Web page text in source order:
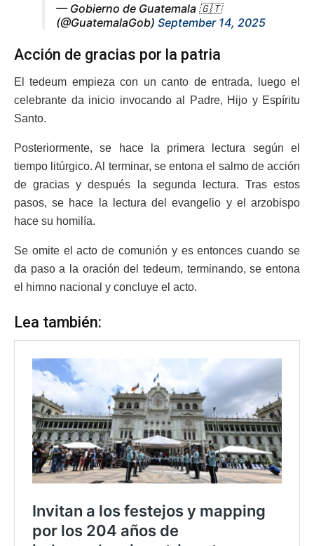
— Gobierno de Guatemala 🇬🇹
(@GuatemalaGob) September 14, 2025
Acción de gracias por la patria
El tedeum empieza con un canto de entrada, luego el
celebrante da inicio invocando al Padre, Hijo y Espíritu
Santo.
Posteriormente, se hace la primera lectura según el
tiempo litúrgico. Al terminar, se entona el salmo de acción
de gracias y después la segunda lectura. Tras estos
pasos, se hace la lectura del evangelio y el arzobispo
hace su homilía.
Se omite el acto de comunión y es entonces cuando se
da paso a la oración del tedeum, terminando, se entona
el himno nacional y concluye el acto.
Lea también: